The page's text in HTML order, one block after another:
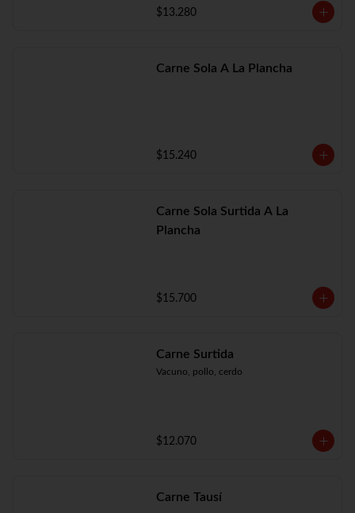
$13.280
Carne Sola A La Plancha
$15.240
Carne Sola Surtida A La
Plancha
$15.700
Carne Surtida
Vacuno, pollo, cerdo
$12.070
Carne Tausí